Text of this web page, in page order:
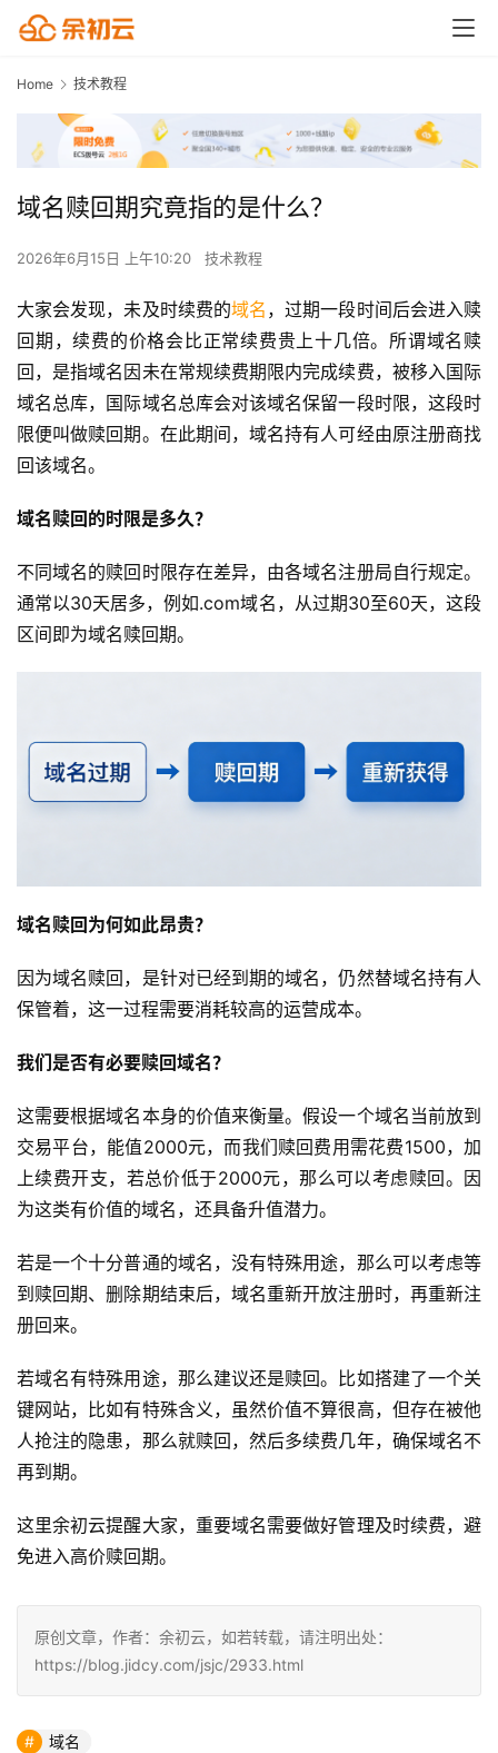
Home 技术教程
域名赎回期究竟指的是什么？
2026年6月15日 上午10:20 技术教程
大家会发现，未及时续费的域名 ，过期一段时间后会进入赎
回期，续费的价格会比正常续费贵上十几倍。所谓域名赎
回，是指域名因未在常规续费期限内完成续费，被移入国际
域名总库，国际域名总库会对该域名保留一段时限，这段时
限便叫做赎回期。在此期间，域名持有人可经由原注册商找
回该域名。
域名赎回的时限是多久？
不同域名的赎回时限存在差异，由各域名注册局自行规定。
通常以30天居多，例如.com域名，从过期30至60天，这段
区间即为域名赎回期。
域名赎回为何如此昂贵？
因为域名赎回，是针对已经到期的域名，仍然替域名持有人
保管着，这一过程需要消耗较高的运营成本。
我们是否有必要赎回域名？
这需要根据域名本身的价值来衡量。假设一个域名当前放到
交易平台，能值2000元，而我们赎回费用需花费1500，加
上续费开支，若总价低于2000元，那么可以考虑赎回。因
为这类有价值的域名，还具备升值潜力。
若是一个十分普通的域名，没有特殊用途，那么可以考虑等
到赎回期、删除期结束后，域名重新开放注册时，再重新注
册回来。
若域名有特殊用途，那么建议还是赎回。比如搭建了一个关
键网站，比如有特殊含义，虽然价值不算很高，但存在被他
人抢注的隐患，那么就赎回，然后多续费几年，确保域名不
再到期。
这里余初云提醒大家，重要域名需要做好管理及时续费，避
免进入高价赎回期。
原创文章，作者：余初云，如若转载，请注明出处：
https://blog.jidcy.com/jsjc/2933.html
域名